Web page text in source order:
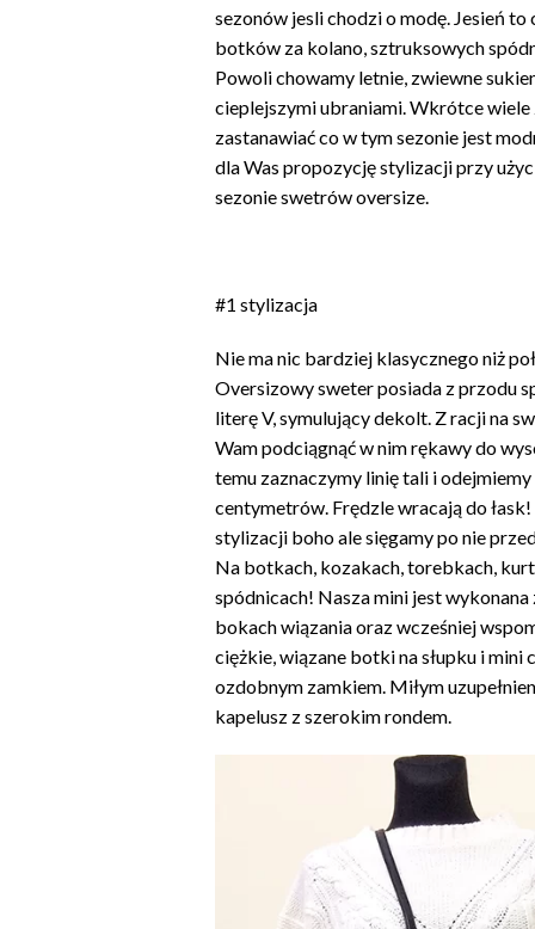
sezonów jesli chodzi o modę. Jesień to
botków za kolano, sztruksowych
Powoli chowamy letnie, zwiewne
cieplejszymi ubraniami. Wkrótce wiele
zastanawiać co w tym sezonie jest
dla Was propozycję stylizacji przy
sezonie swetrów oversize.
#1 stylizacja
Nie ma nic bardziej klasycznego niż
Oversizowy sweter posiada z przodu
literę V, symulujący dekolt. Z racji na
Wam podciągnąć w nim rękawy do
temu zaznaczymy linię tali i
centymetrów. Frędzle wracają do
stylizacji boho ale sięgamy po nie
Na botkach, kozakach, torebkach,
spódnicach! Nasza mini jest
bokach wiązania oraz wcześniej
ciężkie, wiązane botki na słupku i mini
ozdobnym zamkiem. Miłym
kapelusz z szerokim rondem.